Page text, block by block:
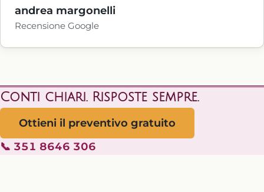
andrea margonelli
Recensione Google
Conti chiari. Risposte sempre.
Ottieni il preventivo gratuito
📞 351 8646 306